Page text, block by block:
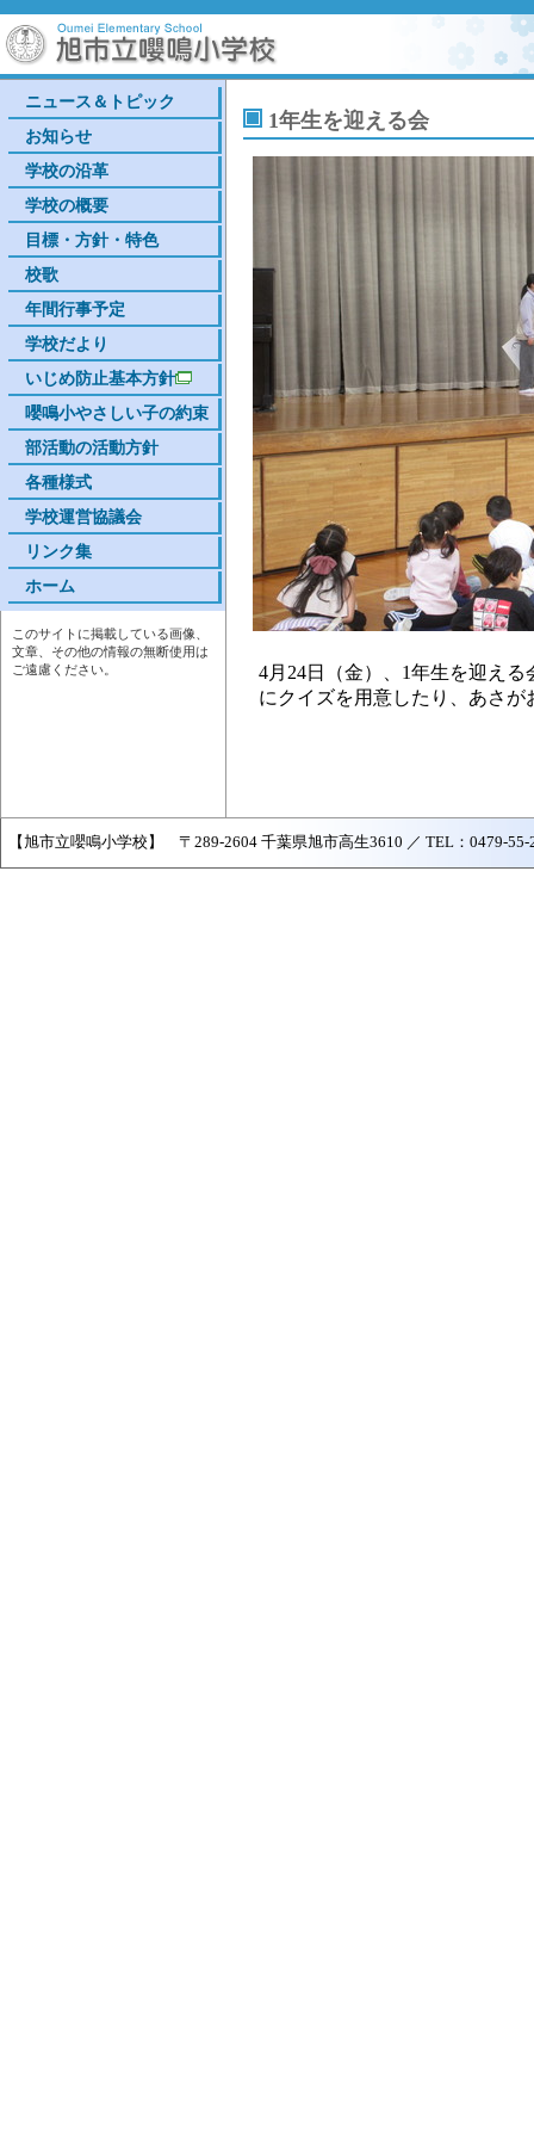
ニュース＆トピック
お知らせ
学校の沿革
学校の概要
目標・方針・特色
校歌
年間行事予定
学校だより
いじめ防止基本方針
嚶鳴小やさしい子の約束
部活動の活動方針
各種様式
学校運営協議会
リンク集
ホーム
このサイトに掲載している画像、
文章、その他の情報の無断使用は
ご遠慮ください。
1年生を迎える会
4月24日（金）、1年生を迎え
にクイズを用意したり、あさ
【旭市立嚶鳴小学校】 〒289-2604 千葉県旭市高生3610 ／ TEL：0479-55-